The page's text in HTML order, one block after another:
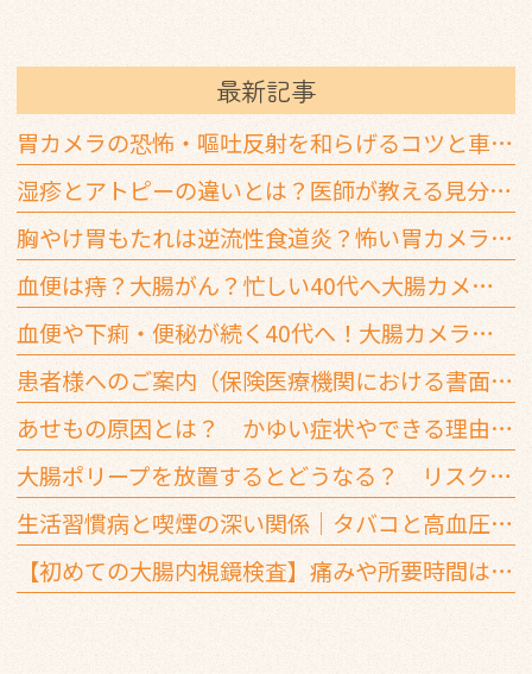
最新記事
胃カメラの恐怖・嘔吐反射を和らげるコツと車通勤での鎮静剤の注意点
湿疹とアトピーの違いとは？医師が教える見分け方と3つの判断基準
胸やけ胃もたれは逆流性食道炎？怖い胃カメラを楽に受ける方法
血便は痔？大腸がん？忙しい40代へ大腸カメラを推奨する3つの基準
血便や下痢・便秘が続く40代へ！大腸カメラを受ける3つの目安
患者様へのご案内（保険医療機関における書面掲示）
あせもの原因とは？ かゆい症状やできる理由を解説
大腸ポリープを放置するとどうなる？ リスクと早期治療の重要性
生活習慣病と喫煙の深い関係｜タバコと高血圧・糖尿病はどう影響する？
【初めての大腸内視鏡検査】痛みや所要時間は？ 大腸カメラでよくあるQ＆A